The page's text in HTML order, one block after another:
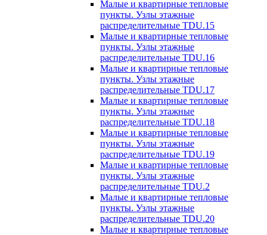
Малые и квартирные тепловые
пункты. Узлы этажные
распределительные TDU.15
Малые и квартирные тепловые
пункты. Узлы этажные
распределительные TDU.16
Малые и квартирные тепловые
пункты. Узлы этажные
распределительные TDU.17
Малые и квартирные тепловые
пункты. Узлы этажные
распределительные TDU.18
Малые и квартирные тепловые
пункты. Узлы этажные
распределительные TDU.19
Малые и квартирные тепловые
пункты. Узлы этажные
распределительные TDU.2
Малые и квартирные тепловые
пункты. Узлы этажные
распределительные TDU.20
Малые и квартирные тепловые